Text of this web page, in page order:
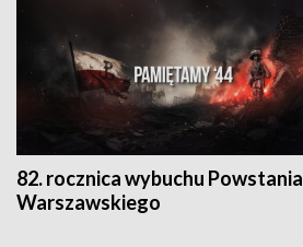
82. rocznica wybuchu Powstania
Warszawskiego